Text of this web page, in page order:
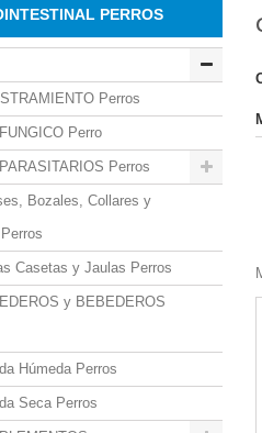
PERROS
Perros
Perro
Perros
Bozales, Collares y
Casetas y Jaulas Perros
y BEBEDEROS
Húmeda Perros
Seca Perros